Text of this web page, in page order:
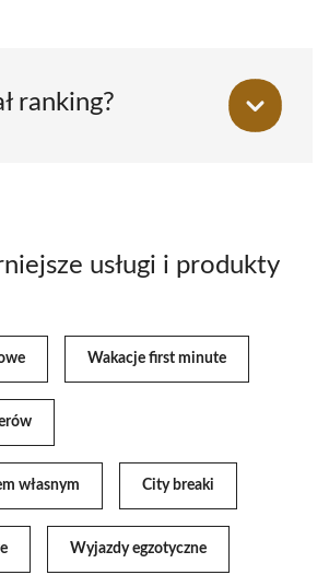
ranking?
usługi i produkty
Wakacje first minute
własnym City breaki
Wyjazdy egzotyczne